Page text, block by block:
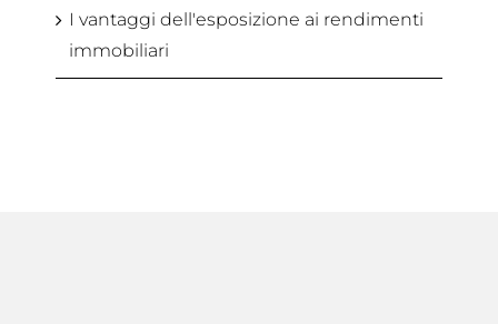
I vantaggi dell'esposizione ai rendimenti
immobiliari